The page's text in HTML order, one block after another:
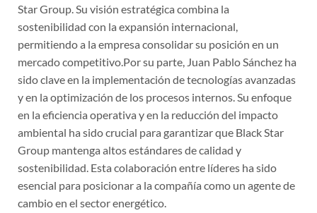
Star Group. Su visión estratégica combina la
sostenibilidad con la expansión internacional,
permitiendo a la empresa consolidar su posición en un
mercado competitivo.Por su parte, Juan Pablo Sánchez ha
sido clave en la implementación de tecnologías avanzadas
y en la optimización de los procesos internos. Su enfoque
en la eficiencia operativa y en la reducción del impacto
ambiental ha sido crucial para garantizar que Black Star
Group mantenga altos estándares de calidad y
sostenibilidad. Esta colaboración entre líderes ha sido
esencial para posicionar a la compañía como un agente de
cambio en el sector energético.